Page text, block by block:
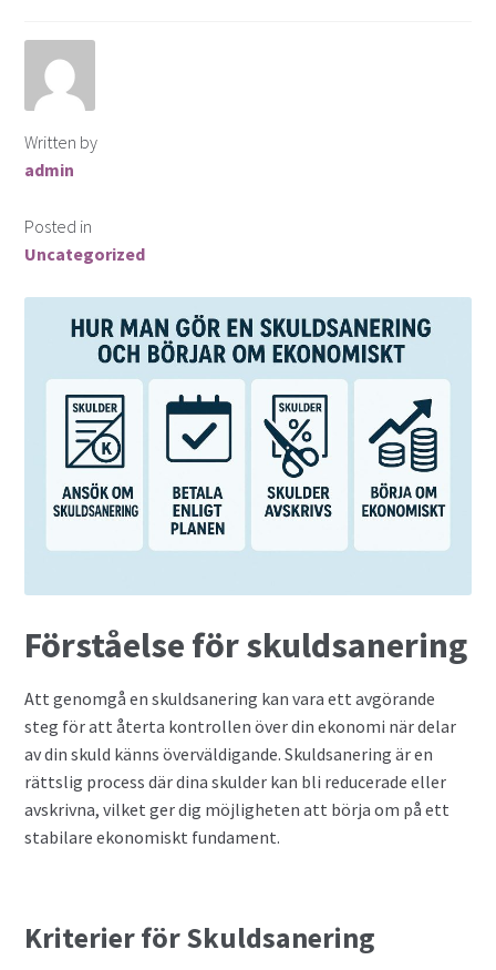
Written by
admin
Posted in
Uncategorized
Förståelse för skuldsanering
Att genomgå en skuldsanering kan vara ett avgörande
steg för att återta kontrollen över din ekonomi när delar
av din skuld känns överväldigande. Skuldsanering är en
rättslig process där dina skulder kan bli reducerade eller
avskrivna, vilket ger dig möjligheten att börja om på ett
stabilare ekonomiskt fundament.
Kriterier för Skuldsanering